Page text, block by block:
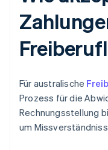
Für australische
Prozess für die
Rechnungsstellung
um